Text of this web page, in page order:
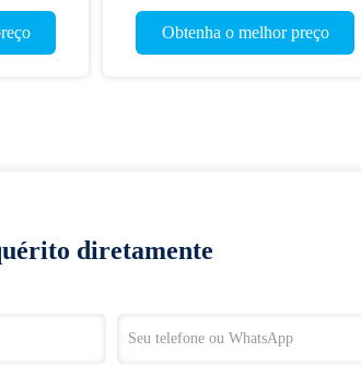
desempenho óptimo
Obtenha o melhor preço
diretamente